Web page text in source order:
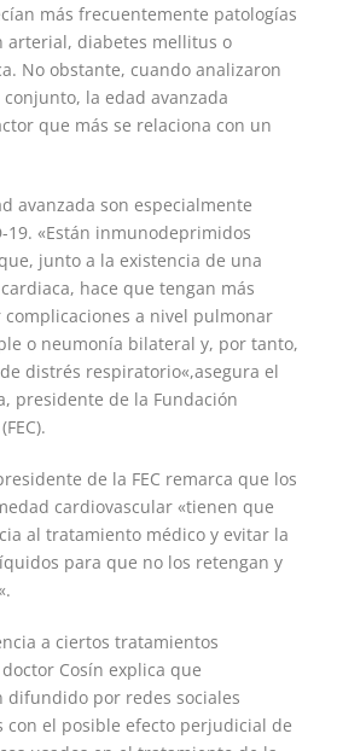
más frecuentemente patologías
arterial, diabetes mellitus o
No obstante, cuando analizaron
la edad avanzada
que más se relaciona con un
avanzada son especialmente
19. «Están inmunodeprimidos
junto a la existencia de una
hace que tengan más
a nivel pulmonar
o neumonía bilateral y, por tanto,
distrés respiratorio«,asegura el
presidente de la Fundación
de la FEC remarca que los
cardiovascular «tienen que
al tratamiento médico y evitar la
para que no los retengan y
a ciertos tratamientos
Cosín explica que
difundido por redes sociales
con el posible efecto perjudicial de